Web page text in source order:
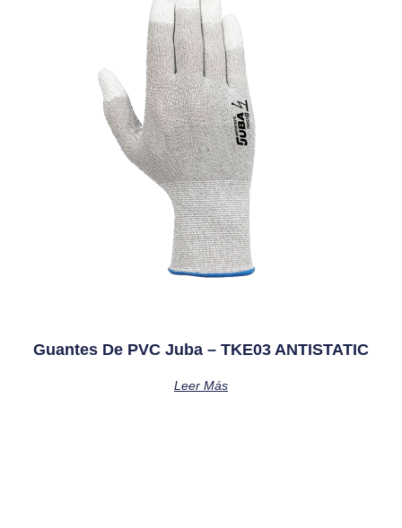
Guantes De PVC Juba – TKE03 ANTISTATIC
Leer Más